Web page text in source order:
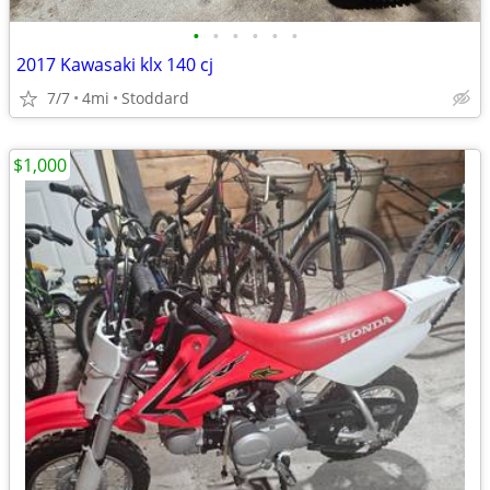
• • • • • •
2017 Kawasaki klx 140 cj
7/7 4mi Stoddard
$1,000